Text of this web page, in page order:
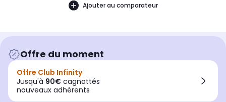
Ajouter au comparateur
Offre du moment
Offre Club Infinity
Jusqu'à 90€ cagnottés
nouveaux adhérents